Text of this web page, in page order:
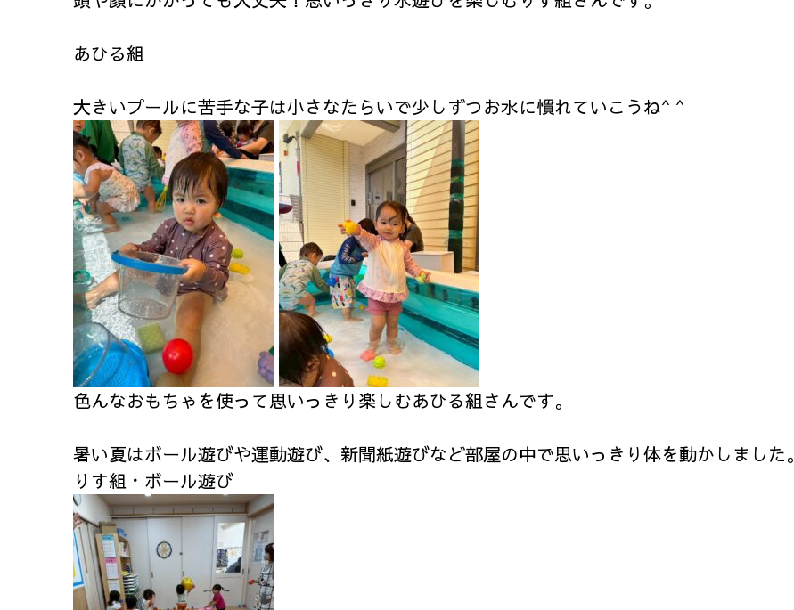
あひる組
大きいプールに苦手な子は小さなたらいで少しずつお水に慣れていこうね^ ^
色んなおもちゃを使って思いっきり楽しむあひる組さんです。
暑い夏はボール遊びや運動遊び、新聞紙遊びなど部屋の中で思いっきり体を動かしました。
りす組・ボール遊び